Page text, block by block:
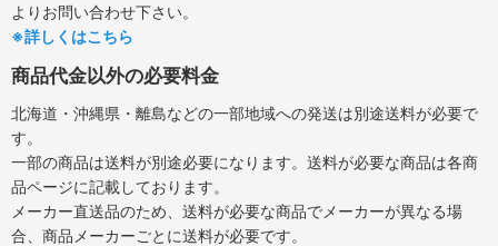
よりお問い合わせ下さい。
※詳しくはこちら
商品代金以外の必要料金
北海道・沖縄県・離島などの一部地域への発送は別途送料が必要で
す。
一部の商品は送料が別途必要になります。送料が必要な商品は各商
品ページに記載しております。
メーカー直送品のため、送料が必要な商品でメーカーが異なる場
合、商品メーカーごとに送料が必要です。